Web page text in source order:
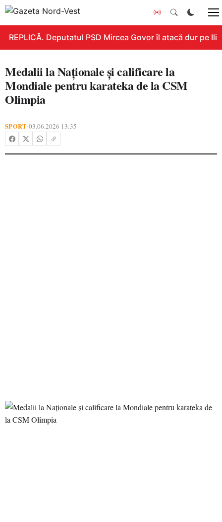
REPLICĂ. Deputatul PSD Mircea Govor îl atacă dur pe
Medalii la Naționale și calificare la
Mondiale pentru karateka de la CSM
Olimpia
SPORT•03.06.2026 13:35